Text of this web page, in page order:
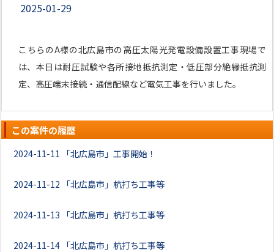
2025-01-29
こちらのA様の北広島市の高圧太陽光発電設備設置工事現場で
は、本日は耐圧試験や各所接地抵抗測定・低圧部分絶縁抵抗測
定、高圧端末接続・通信配線など電気工事を行いました。
この案件の履歴
2024-11-11 「北広島市」工事開始！
2024-11-12 「北広島市」杭打ち工事等
2024-11-13 「北広島市」杭打ち工事等
2024-11-14 「北広島市」杭打ち工事等